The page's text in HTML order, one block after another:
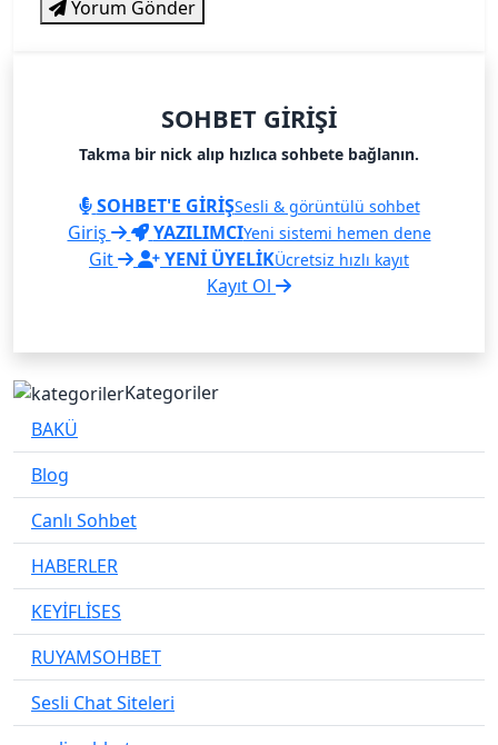
Yorum Gönder
SOHBET GIRIŞI
Takma bir nick alıp hızlıca sohbete bağlanın.
SOHBET'E GİRİŞSesli & görüntülü sohbet
Giriş YAZILIMCIYeni sistemi hemen dene
Git YENİ ÜYELİKÜcretsiz hızlı kayıt
Kayıt Ol
Kategoriler
BAKÜ
Blog
Canlı Sohbet
HABERLER
KEYİFLİSES
RUYAMSOHBET
Sesli Chat Siteleri